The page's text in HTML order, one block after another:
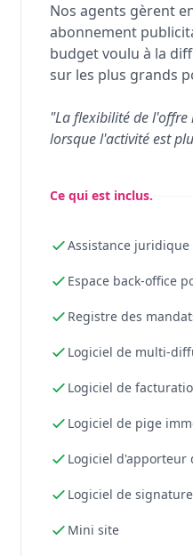
Nos agents gèrent
abonnement
budget voulu à la
sur les plus grands
"La flexibilité de l'offre
lorsque l'activité est
Ce qui est inclus.
Assistance
Espace back-office
Registre des
Logiciel de multi-
Logiciel de
Logiciel de pige
Logiciel d'apporteur
Logiciel de
Mini site